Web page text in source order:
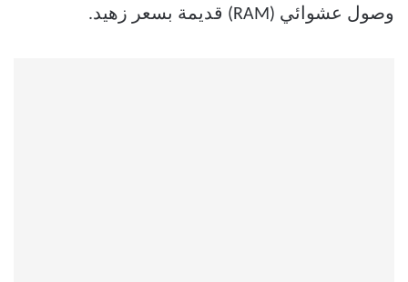
وصول عشوائي (RAM) قديمة بسعر زهيد.